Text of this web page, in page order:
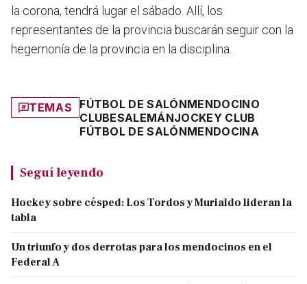
la corona, tendrá lugar el sábado. Allí, los
representantes de la provincia buscarán seguir con la
hegemonía de la provincia en la disciplina.
TEMAS FÚTBOL DE SALÓNMENDOCINO
CLUBESALEMÁNJOCKEY CLUB
FÚTBOL DE SALÓNMENDOCINA
Seguí leyendo
Hockey sobre césped: Los Tordos y Murialdo lideran la
tabla
Un triunfo y dos derrotas para los mendocinos en el
Federal A